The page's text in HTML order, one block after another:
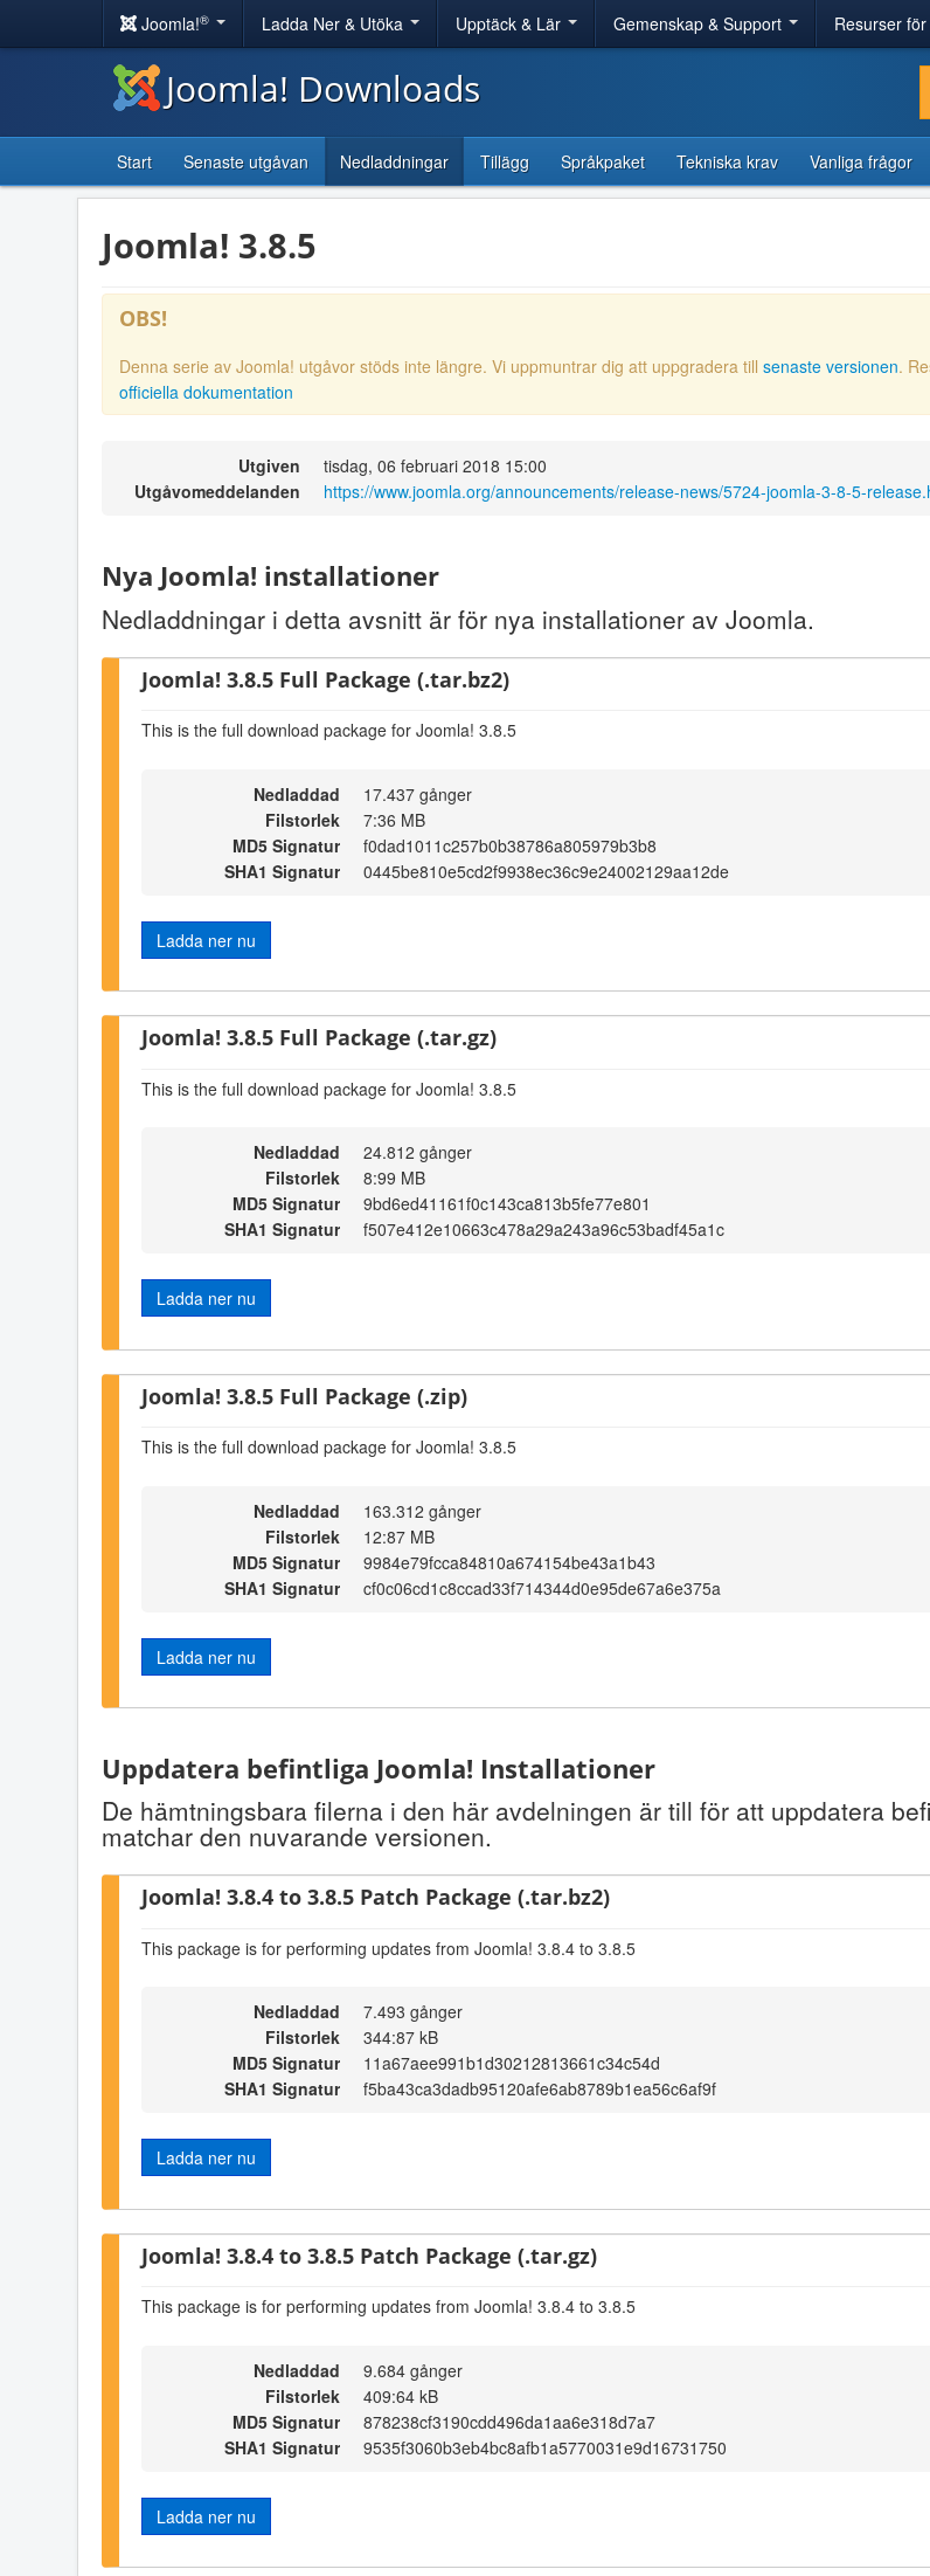
Joomla!® Ladda Ner & Utöka Upptäck & Lär Gemenskap & Support Resurser
Joomla! Downloads
Start Senaste utgåvan Nedladdningar Tillägg Språkpaket Tekniska krav Vanliga frågor
Joomla! 3.8.5
OBS!
Denna serie av Joomla! utgåvor stöds inte längre. Vi uppmuntrar dig att uppgradera till senaste versionen.
officiella dokumentation
Utgiven
tisdag, 06 februari 2018 15:00
Utgåvomeddelanden
https://www.joomla.org/announcements/release-news/5724-joomla-3-8-5-
Nya Joomla! installationer
Nedladdningar i detta avsnitt är för nya installationer av Joomla.
Joomla! 3.8.5 Full Package (.tar.bz2)
This is the full download package for Joomla! 3.8.5
Nedladdad
17.437 gånger
Filstorlek
7:36 MB
MD5 Signatur
f0dad1011c257b0b38786a805979b3b8
SHA1 Signatur
0445be810e5cd2f9938ec36c9e24002129aa12de
Ladda ner nu
Joomla! 3.8.5 Full Package (.tar.gz)
This is the full download package for Joomla! 3.8.5
Nedladdad
24.812 gånger
Filstorlek
8:99 MB
MD5 Signatur
9bd6ed41161f0c143ca813b5fe77e801
SHA1 Signatur
f507e412e10663c478a29a243a96c53badf45a1c
Ladda ner nu
Joomla! 3.8.5 Full Package (.zip)
This is the full download package for Joomla! 3.8.5
Nedladdad
163.312 gånger
Filstorlek
12:87 MB
MD5 Signatur
9984e79fcca84810a674154be43a1b43
SHA1 Signatur
cf0c06cd1c8ccad33f714344d0e95de67a6e375a
Ladda ner nu
Uppdatera befintliga Joomla! Installationer
De hämtningsbara filerna i den här avdelningen är till för att uppdatera
matchar den nuvarande versionen.
Joomla! 3.8.4 to 3.8.5 Patch Package (.tar.bz2)
This package is for performing updates from Joomla! 3.8.4 to 3.8.5
Nedladdad
7.493 gånger
Filstorlek
344:87 kB
MD5 Signatur
11a67aee991b1d30212813661c34c54d
SHA1 Signatur
f5ba43ca3dadb95120afe6ab8789b1ea56c6af9f
Ladda ner nu
Joomla! 3.8.4 to 3.8.5 Patch Package (.tar.gz)
This package is for performing updates from Joomla! 3.8.4 to 3.8.5
Nedladdad
9.684 gånger
Filstorlek
409:64 kB
MD5 Signatur
878238cf3190cdd496da1aa6e318d7a7
SHA1 Signatur
9535f3060b3eb4bc8afb1a5770031e9d16731750
Ladda ner nu